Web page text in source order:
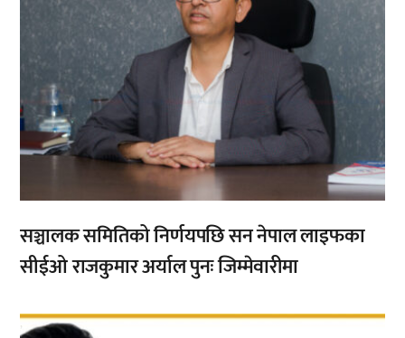
सञ्चालक समितिको निर्णयपछि सन नेपाल लाइफका
सीईओ राजकुमार अर्याल पुनः जिम्मेवारीमा
,